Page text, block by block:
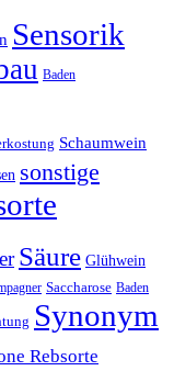
Sensorik
Baden
Schaumwein
sonstige
Säure Glühwein
Saccharose Baden
Synonym
Rebsorte